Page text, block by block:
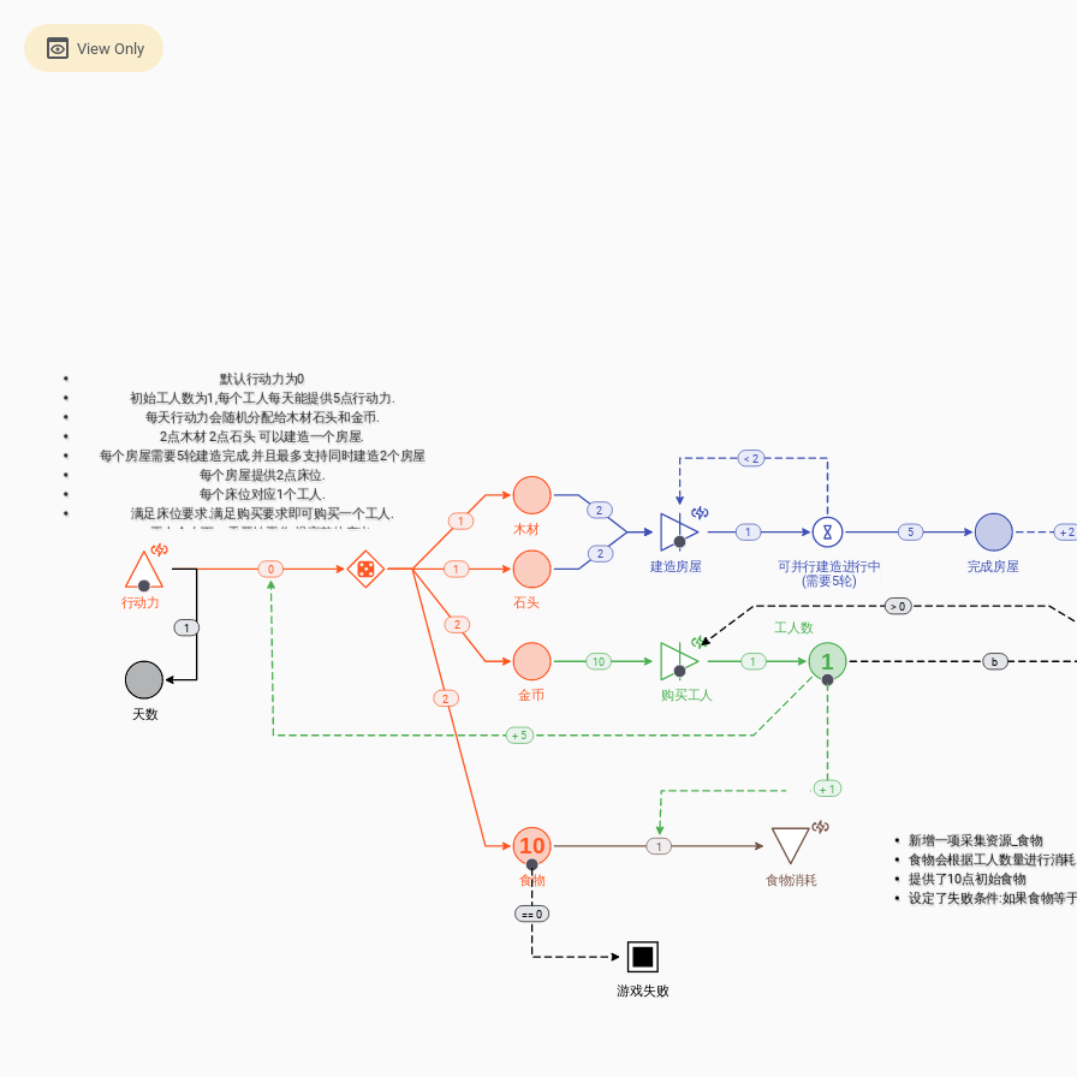
行动力
0
木材
1
石头
1 建造房屋
2
2
1
天数
1
可并行建造进行中
(需要5轮)
完成房屋
5
< 2
金币
2
购买工人
10 1
工人数
1
+ 5
+ 2
b
> 0
默认行动力为0
初始工人数为1,每个工人每天能提供5点行动力.
每天行动力会随机分配给木材石头和金币.
2点木材 2点石头 可以建造一个房屋.
每个房屋需要5轮建造完成.并且最多支持同时建造2个房屋
每个房屋提供2点床位.
每个床位对应1个工人.
满足床位要求.满足购买要求即可购买一个工人.
工人会在下一天开始工作.提高整体产出.
10
食物
2
食物消耗
1
+ 1
游戏失败
== 0
新增一项采集资源_食物
食物会根据工人数量进行消
提供了10点初始食物
设定了失败条件:如果食物等
View Only